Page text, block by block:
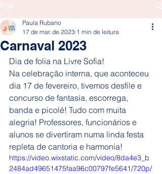
Carnaval 2023
Paula Rubano
17 de mar. de 2023 1 min de leitura
Dia de folia na Livre Sofia!
Na celebração interna, que aconteceu
dia 17 de fevereiro, tivemos desfile e
concurso de fantasia, escorrega,
banda e picolé! Tudo com muita
alegria! Professores, funcionários e
alunos se divertiram numa linda festa
repleta de cantoria e harmonia!
https://video.wixstatic.com/video/8da4e3_b
2484ad49651475faa96c00797fe5641/720p/